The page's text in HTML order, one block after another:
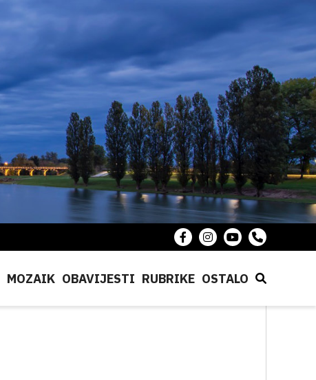
MOZAIK OBAVIJESTI RUBRIKE OSTALO